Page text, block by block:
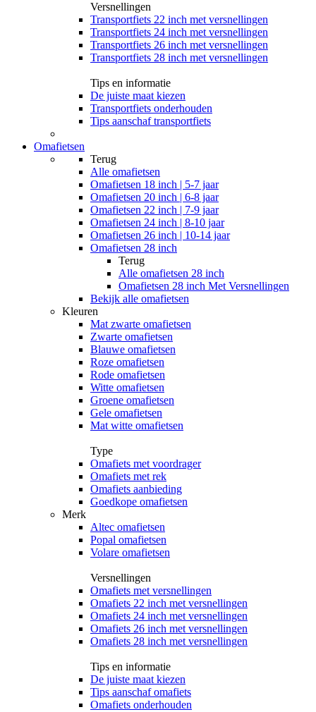
Versnellingen
Transportfiets 22 inch met versnellingen
Transportfiets 24 inch met versnellingen
Transportfiets 26 inch met versnellingen
Transportfiets 28 inch met versnellingen
Tips en informatie
De juiste maat kiezen
Transportfiets onderhouden
Tips aanschaf transportfiets
Omafietsen
Terug
Alle omafietsen
Omafietsen 18 inch | 5-7 jaar
Omafietsen 20 inch | 6-8 jaar
Omafietsen 22 inch | 7-9 jaar
Omafietsen 24 inch | 8-10 jaar
Omafietsen 26 inch | 10-14 jaar
Omafietsen 28 inch
Terug
Alle omafietsen 28 inch
Omafietsen 28 inch Met Versnellingen
Bekijk alle omafietsen
Kleuren
Mat zwarte omafietsen
Zwarte omafietsen
Blauwe omafietsen
Roze omafietsen
Rode omafietsen
Witte omafietsen
Groene omafietsen
Gele omafietsen
Mat witte omafietsen
Type
Omafiets met voordrager
Omafiets met rek
Omafiets aanbieding
Goedkope omafietsen
Merk
Altec omafietsen
Popal omafietsen
Volare omafietsen
Versnellingen
Omafiets met versnellingen
Omafiets 22 inch met versnellingen
Omafiets 24 inch met versnellingen
Omafiets 26 inch met versnellingen
Omafiets 28 inch met versnellingen
Tips en informatie
De juiste maat kiezen
Tips aanschaf omafiets
Omafiets onderhouden